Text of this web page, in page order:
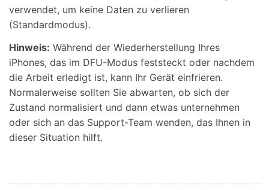
verwendet, um keine Daten zu verlieren
(Standardmodus).
Hinweis: Während der Wiederherstellung Ihres
iPhones, das im DFU-Modus feststeckt oder nachdem
die Arbeit erledigt ist, kann Ihr Gerät einfrieren.
Normalerweise sollten Sie abwarten, ob sich der
Zustand normalisiert und dann etwas unternehmen
oder sich an das Support-Team wenden, das Ihnen in
dieser Situation hilft.